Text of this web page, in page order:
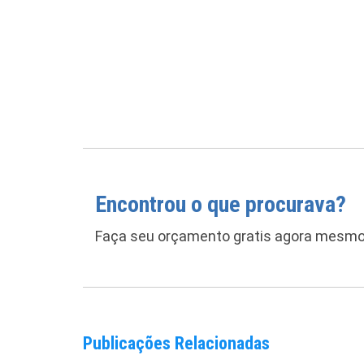
Encontrou o que procurava?
Faça seu orçamento gratis agora
Publicações Relacionadas